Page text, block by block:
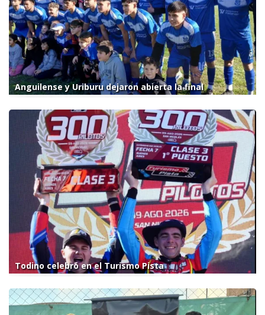
Anguilense y Uriburu dejaron abierta la final
Todino celebró en el Turismo Pista